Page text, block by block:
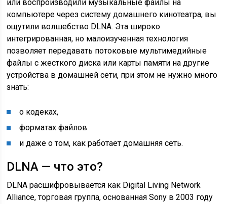
или воспроизводили музыкальные файлы на
компьютере через систему домашнего кинотеатра, вы
ощутили волшебство DLNA. Эта широко
интегрированная, но малоизученная технология
позволяет передавать потоковые мультимедийные
файлы с жесткого диска или карты памяти на другие
устройства в домашней сети, при этом не нужно много
знать:
о кодеках,
форматах файлов
и даже о том, как работает домашняя сеть.
DLNA — что это?
DLNA расшифровывается как Digital Living Network
Alliance, торговая группа, основанная Sony в 2003 году